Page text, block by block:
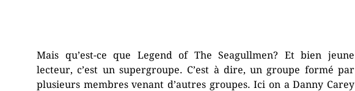
Mais qu’est-ce que Legend of The Seagullmen? Et bien jeune
lecteur, c’est un supergroupe. C’est à dire, un groupe formé par
plusieurs membres venant d’autres groupes. Ici on a Danny Carey